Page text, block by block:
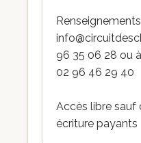
Renseignements
96 35 06 28 ou
02 96 46 29 40
Accès libre sauf
écriture payants